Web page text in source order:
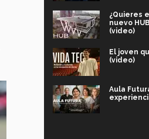
¿Quieres
nuevo
(video)
El joven
(video)
Aula